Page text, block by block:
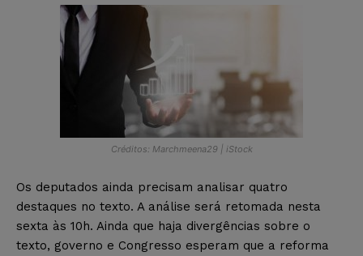
Créditos: Marchmeena29 | iStock
Os deputados ainda precisam analisar quatro
destaques no texto. A análise será retomada nesta
sexta às 10h. Ainda que haja divergências sobre o
texto, governo e Congresso esperam que a reforma